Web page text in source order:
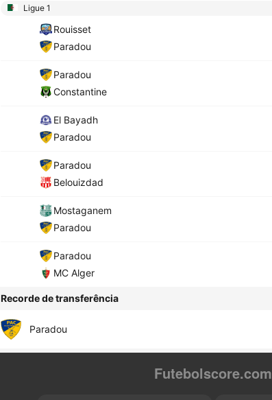
Ligue 1
Rouisset
Paradou
Paradou
Constantine
El Bayadh
Paradou
Paradou
Belouizdad
Mostaganem
Paradou
Paradou
MC Alger
Recorde de transferência
Paradou
Futebolscore.com